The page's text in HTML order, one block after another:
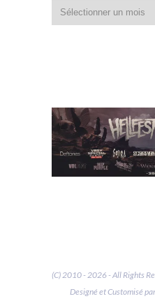
dans
les
(C) 2010 - 2026 - All Rights
Designé et Customisé